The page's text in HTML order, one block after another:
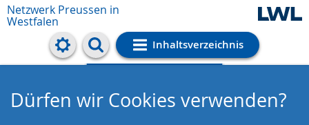
Netzwerk Preussen in
Westfalen
Inhaltsverzeichnis
Cookie-Einstellungen
Dürfen wir Cookies verwenden?